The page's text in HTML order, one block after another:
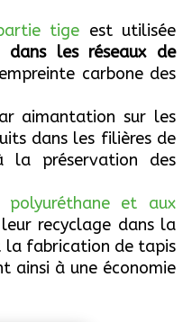
tige est utilisée
dans les réseaux de
carbone des
aimantation sur les
dans les filières de
la préservation des
polyuréthane et aux
recyclage dans la
la fabrication de tapis
ainsi à une économie